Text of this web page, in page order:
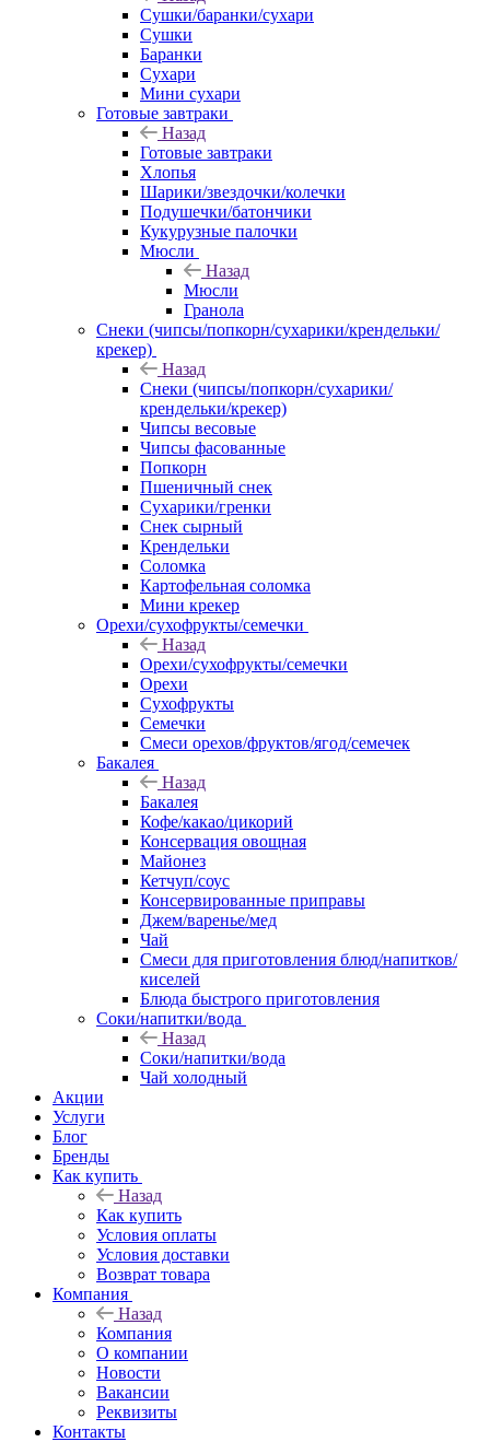
Сушки/баранки/сухари
Сушки
Баранки
Сухари
Мини сухари
Готовые завтраки
Назад
Готовые завтраки
Хлопья
Шарики/звездочки/колечки
Подушечки/батончики
Кукурузные палочки
Мюсли
Назад
Мюсли
Гранола
Снеки (чипсы/попкорн/сухарики/крендельки/
крекер)
Назад
Снеки (чипсы/попкорн/сухарики/
крендельки/крекер)
Чипсы весовые
Чипсы фасованные
Попкорн
Пшеничный снек
Сухарики/гренки
Снек сырный
Крендельки
Соломка
Картофельная соломка
Мини крекер
Орехи/сухофрукты/семечки
Назад
Орехи/сухофрукты/семечки
Орехи
Сухофрукты
Семечки
Смеси орехов/фруктов/ягод/семечек
Бакалея
Назад
Бакалея
Кофе/какао/цикорий
Консервация овощная
Майонез
Кетчуп/соус
Консервированные приправы
Джем/варенье/мед
Чай
Смеси для приготовления блюд/напитков/
киселей
Блюда быстрого приготовления
Соки/напитки/вода
Назад
Соки/напитки/вода
Чай холодный
Акции
Услуги
Блог
Бренды
Как купить
Назад
Как купить
Условия оплаты
Условия доставки
Возврат товара
Компания
Назад
Компания
О компании
Новости
Вакансии
Реквизиты
Контакты